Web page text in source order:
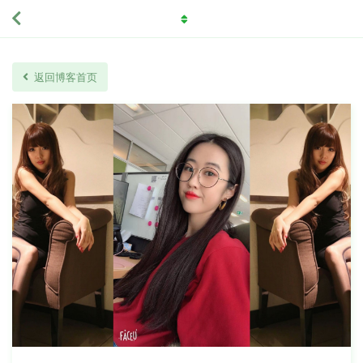
返回博客首页